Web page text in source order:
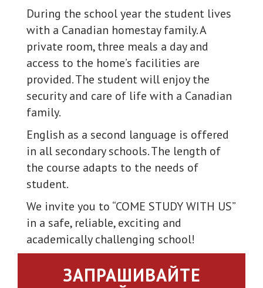
During the school year the student lives
with a Canadian homestay family. A
private room, three meals a day and
access to the home’s facilities are
provided. The student will enjoy the
security and care of life with a Canadian
family.
English as a second language is offered
in all secondary schools. The length of
the course adapts to the needs of
student.
We invite you to “COME STUDY WITH US”
in a safe, reliable, exciting and
academically challenging school!
ЗАПРАШИВАЙТЕ